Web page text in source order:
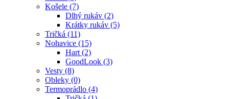
Košele (7)
Dlhý rukáv (2)
Krátky rukáv (5)
Tričká (11)
Nohavice (15)
Hart (2)
GoodLook (3)
Vesty (8)
Obleky (0)
Termoprádlo (4)